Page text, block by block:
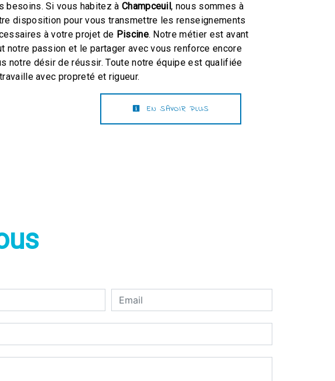
besoins. Si vous habitez à Champceuil, nous sommes à
disposition pour vous transmettre les renseignements
à votre projet de Piscine. Notre métier est avant
notre passion et le partager avec vous renforce encore
notre désir de réussir. Toute notre équipe est qualifiée
avec propreté et rigueur.
EN SAVOIR PLUS